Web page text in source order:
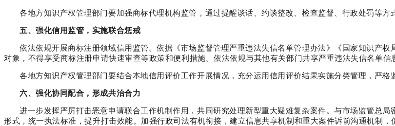
各地方知识产权管理部门要加强商标代理机构监管，通过提醒谈话、约谈整改、检查监督、行政处罚等
五、强化信用监管，实施联合惩戒
依法依规开展商标注册领域信用监管。依据《市场监督管理严重违法失信名单管理办法》《国家知识产
对象，不得享受商标注册申请快速审查等政策和便利措施。依法依规与其他有关部门共享严重违法失信名单信
各地方知识产权管理部门要结合本地信用评价工作开展情况，充分运用信用评价结果实施分类管理，严格
六、强化协同配合，形成共治合力
进一步发挥严厉打击恶意申请联合工作机制作用，共同研究处理新型重大疑难复杂案件。与市场监管总
形式，统一执法标准，提升打击效能。加强行政司法有机衔接，建立信息共享机制和重大案件诉前沟通机制